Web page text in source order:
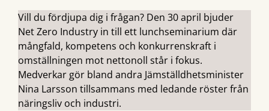
Vill du fördjupa dig i frågan? Den 30 april bjuder
Net Zero Industry in till ett lunchseminarium där
mångfald, kompetens och konkurrenskraft i
omställningen mot nettonoll står i fokus.
Medverkar gör bland andra Jämställdhetsminister
Nina Larsson tillsammans med ledande röster från
näringsliv och industri.